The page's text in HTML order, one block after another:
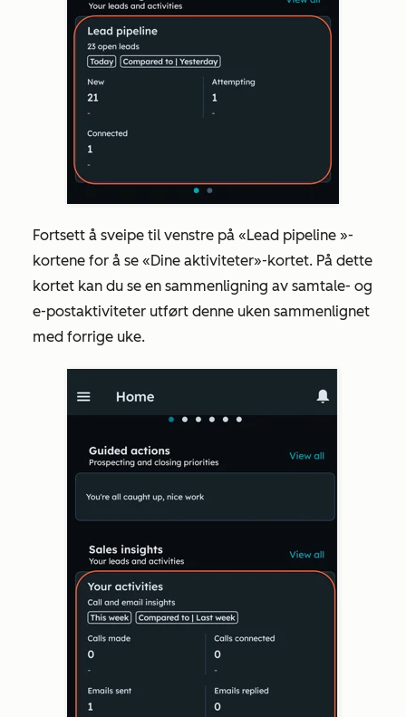
Fortsett å sveipe til venstre på «Lead pipeline »-
kortene for å se «Dine aktiviteter»-kortet. På dette
kortet kan du se en sammenligning av samtale- og
e-postaktiviteter utført denne uken sammenlignet
med forrige uke.